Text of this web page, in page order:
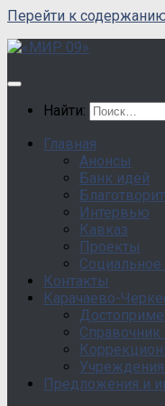
Перейти к
Найти:
Главная
Анонсы
Банк идей
Интервью
Кавказ
Проекты
Социальное
Контакты
Карачаево-
Справочник
Учреждения
Предложения и